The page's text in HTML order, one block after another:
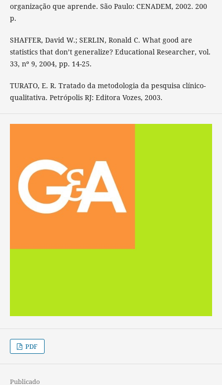
organização que aprende. São Paulo: CENADEM, 2002. 200
p.
SHAFFER, David W.; SERLIN, Ronald C. What good are
statistics that don’t generalize? Educational Researcher, vol.
33, nº 9, 2004, pp. 14-25.
TURATO, E. R. Tratado da metodologia da pesquisa clínico-
qualitativa. Petrópolis RJ: Editora Vozes, 2003.
PDF
Publicado